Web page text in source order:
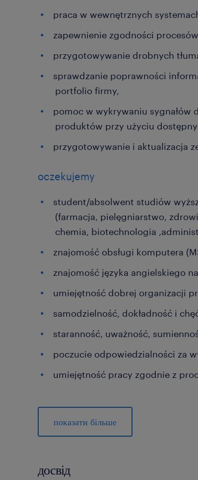
praca w wewnętrznych
zapewnienie zgodności
przygotowywanie drobnych
sprawdzanie poprawności
portfolio firmy,
pomoc w wykrywaniu sygnałów
produktów przy użyciu
przygotowywanie i aktualizacja
oczekujemy
student/absolwent studiów
(farmacja, pielęgniarstwo,
chemia, biotechnologia
znajomość obsługi komputera
znajomość języka angielskiego
umiejętność dobrej organizacji
samodzielność, dokładność i
staranność, uważność,
poczucie odpowiedzialności za
umiejętność pracy zgodnie z
Dodatkowe zalety:
doświadczenie/staż w firmie
podstawowa znajomość
doświadczenie w
показати більше
досвід